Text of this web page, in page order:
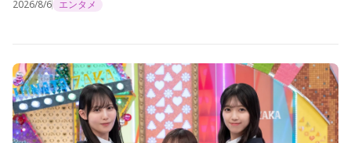
2026/8/6 エンタメ